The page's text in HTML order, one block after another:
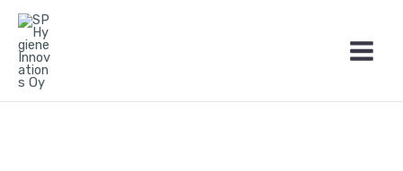
Siirry
sisältöön
Etsi: